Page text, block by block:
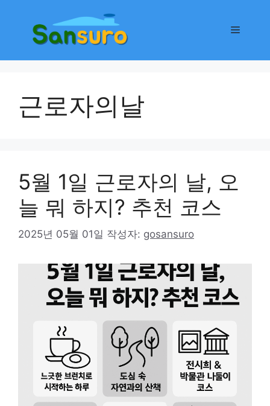
메
근로자의날
5월 1일 근로자의 날, 오
늘 뭐 하지? 추천 코스
2025년 05월 01일 작성자: gosansuro